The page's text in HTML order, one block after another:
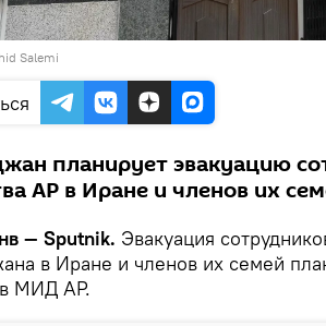
Salemi
планирует эвакуацию
АР в Иране и членов их
— Sputnik. Эвакуация
в Иране и членов их семей
МИД АР.